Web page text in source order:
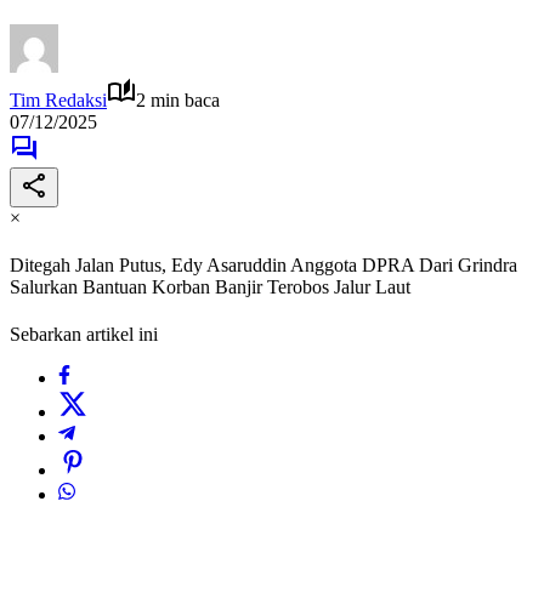
Tim Redaksi
2 min baca
07/12/2025
×
Ditegah Jalan Putus, Edy Asaruddin Anggota DPRA Dari Grindra
Salurkan Bantuan Korban Banjir Terobos Jalur Laut
Sebarkan artikel ini